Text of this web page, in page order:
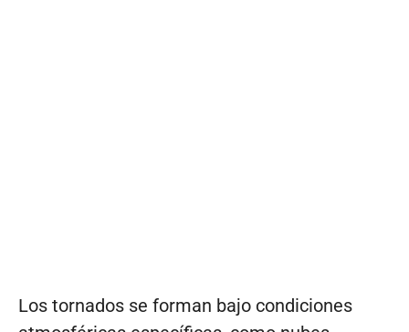
Los tornados se forman bajo condiciones